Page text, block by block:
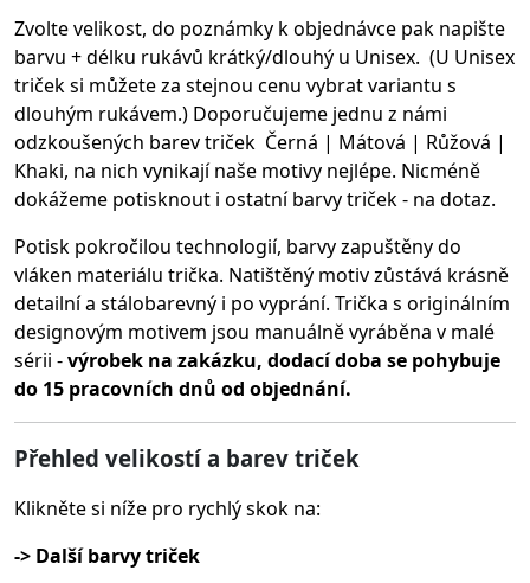
Zvolte velikost, do poznámky k objednávce pak napište
barvu + délku rukávů krátký/dlouhý u Unisex. (U Unisex
triček si můžete za stejnou cenu vybrat variantu s
dlouhým rukávem.) Doporučujeme jednu z námi
odzkoušených barev triček Černá | Mátová | Růžová |
Khaki, na nich vynikají naše motivy nejlépe. Nicméně
dokážeme potisknout i ostatní barvy triček - na dotaz.
Potisk pokročilou technologií, barvy zapuštěny do
vláken materiálu trička. Natištěný motiv zůstává krásně
detailní a stálobarevný i po vyprání. Trička s originálním
designovým motivem jsou manuálně vyráběna v malé
sérii -výrobek na zakázku, dodací doba se pohybuje
do 15 pracovních dnů od objednání.
Přehled velikostí a barev triček
Klikněte si níže pro rychlý skok na:
-> Další barvy triček